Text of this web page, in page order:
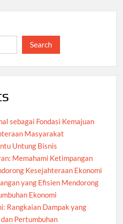
Search
sebagai Fondasi Kemajuan
Masyarakat
Untung Bisnis
Memahami Ketimpangan
Kesejahteraan Ekonomi
yang Efisien Mendorong
Ekonomi
Rangkaian Dampak yang
Pertumbuhan